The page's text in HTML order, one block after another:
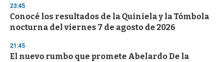
s
e
c
o
d
s
23:45
Conocé los resultados de la Quiniela y la Tómbola
nocturna del viernes 7 de agosto de 2026
21:45
El nuevo rumbo que promete Abelardo De la